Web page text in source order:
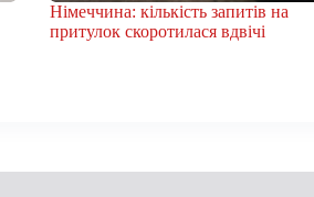
Німеччина: кількість запитів на
притулок скоротилася вдвічі